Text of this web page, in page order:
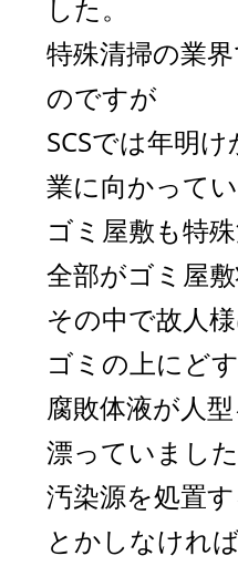
した。
特殊清掃の業
のですが
SCSでは年明
業に向かって
ゴミ屋敷も特
全部がゴミ屋
その中で故人
ゴミの上にど
腐敗体液が人
漂っていまし
汚染源を処置
とかしなけれ